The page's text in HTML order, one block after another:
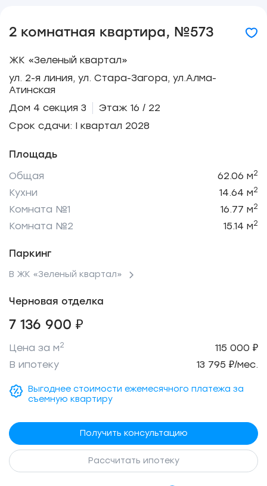
2 комнатная квартира, №573
ЖК «Зеленый квартал»
ул. 2-я линия, ул. Стара-Загора, ул.Алма-
Атинская
Дом 4 секция 3
Этаж 16 / 22
Срок сдачи: I квартал 2028
Площадь
Общая
62.06 м2
Кухни 14.64 м2
Комната №1 16.77 м2
Комната №2 15.14 м2
Паркинг
В ЖК «Зеленый квартал»
Черновая отделка
7 136 900 ₽
Цена за м2
115 000 ₽
В ипотеку
13 795 ₽/мес.
Выгоднее стоимости ежемесячного платежа за
съемную квартиру
Получить консультацию
Рассчитать ипотеку